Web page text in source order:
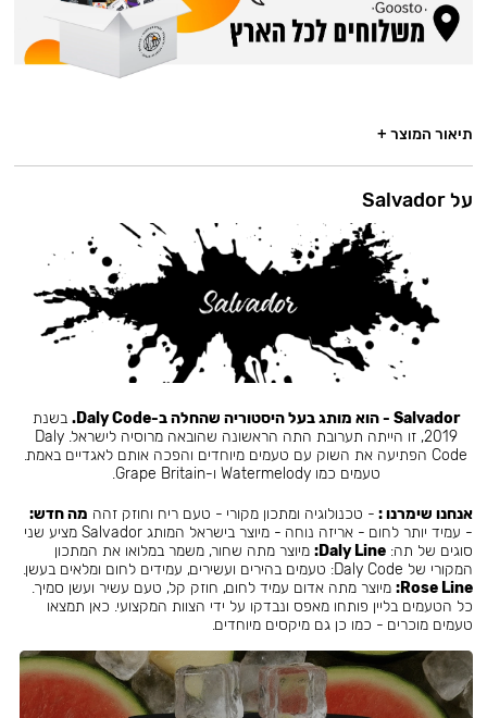
תיאור המוצר +
על Salvador
Salvador - הוא מותג בעל היסטוריה שהחלה ב-Daly Code.
בשנת
2019, זו הייתה תערובת התה הראשונה שהובאה מרוסיה לישראל. Daly
Code הפתיעה את השוק עם טעמים מיוחדים והפכה אותם לאגדיים באמת.
טעמים כמו Watermelody ו-Grape Britain.
אנחנו שימרנו : - טכנולוגיה ומתכון מקורי - טעם ריח וחוזק זהה מה חדש:
- עמיד יותר לחום - אריזה נוחה - מיוצר בישראל המותג Salvador מציע שני
סוגים של תה:Daly Line: מיוצר מתה שחור, משמר במלואו את המתכון
המקורי של Daly Code: טעמים בהירים ועשירים, עמידים לחום ומלאים בעשן.
Rose Line: מיוצר מתה אדום עמיד לחום, חוזק קל, טעם עשיר ועשן סמיך.
כל הטעמים בליין פותחו מאפס ונבדקו על ידי הצוות המקצועי. כאן תמצאו
טעמים מוכרים - כמו כן גם מיקסים מיוחדים.